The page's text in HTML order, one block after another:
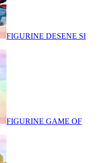
FIGURINE DESENE SI
FIGURINE GAME OF